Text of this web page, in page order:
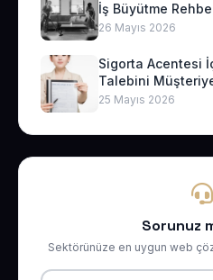
İş Büyütme
26 Mayıs 2026
Sigorta Acentesi
Talebini
25 Mayıs 2026
Sorunuz
Sektörünüze en uygun web